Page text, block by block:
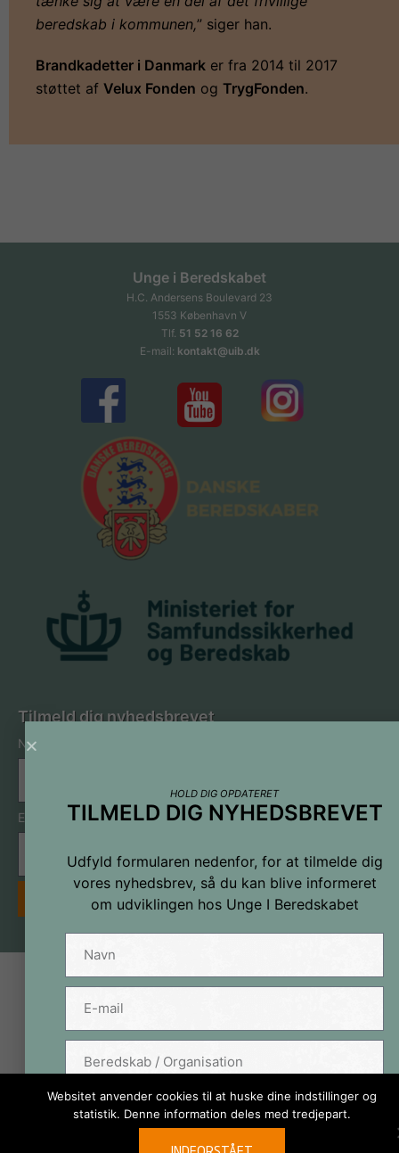
beredskab i kommunen,” siger han.
Brandkadetter i Danmark er fra 2014 til 2017
støttet af Velux Fonden og TrygFonden.
Unge i Beredskabet
H.C. Andersens Boulevard 23
1553 København V
Tlf. 51 52 16 62
E-mail: kontakt@uib.dk
Tilmeld dig nyhedsbrevet
Navn
E-mail
FORTSÆT
Websitet anvender cookies til at huske dine indstillinger og
statistik. Denne information deles med tredjepart.
HOLD DIG OPDATERET
TILMELD DIG NYHEDSBREVET
Udfyld formularen nedenfor, for at tilmelde dig
vores nyhedsbrev, så du kan blive informeret
om udviklingen hos Unge I Beredskabet
TILMELD